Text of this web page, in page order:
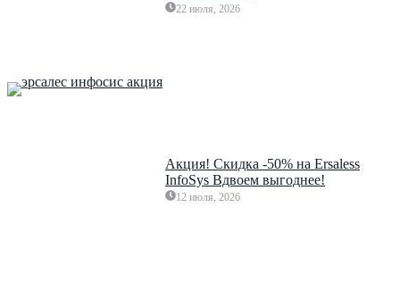
22 июля, 2026
Акция! Скидка -50% на Ersaless
InfoSys Вдвоем выгоднее!
12 июля, 2026